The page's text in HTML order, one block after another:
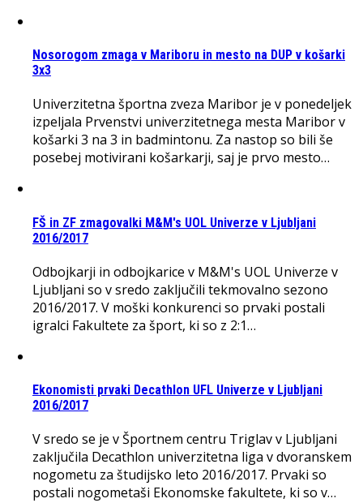
Nosorogom zmaga v Mariboru in mesto na DUP v košarki
3x3
Univerzitetna športna zveza Maribor je v ponedeljek
izpeljala Prvenstvi univerzitetnega mesta Maribor v
košarki 3 na 3 in badmintonu. Za nastop so bili še
posebej motivirani košarkarji, saj je prvo mesto…
FŠ in ZF zmagovalki M&M's UOL Univerze v Ljubljani
2016/2017
Odbojkarji in odbojkarice v M&M's UOL Univerze v
Ljubljani so v sredo zaključili tekmovalno sezono
2016/2017. V moški konkurenci so prvaki postali
igralci Fakultete za šport, ki so z 2:1…
Ekonomisti prvaki Decathlon UFL Univerze v Ljubljani
2016/2017
V sredo se je v Športnem centru Triglav v Ljubljani
zaključila Decathlon univerzitetna liga v dvoranskem
nogometu za študijsko leto 2016/2017. Prvaki so
postali nogometaši Ekonomske fakultete, ki so v…